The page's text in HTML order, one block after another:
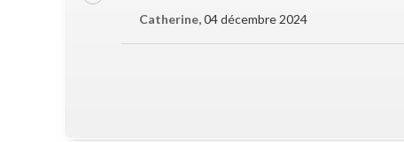
Catherine,04 décembre 2024